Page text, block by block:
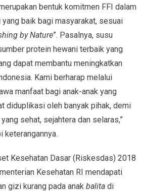
bentuk komitmen FFI dalam
baik bagi masyarakat, sesuai
by Nature”. Pasalnya, susu
protein hewani terbaik yang
dapat membantu meningkatkan
Kami berharap melalui
manfaat bagi anak-anak yang
diduplikasi oleh banyak pihak, demi
sehat, sejahtera dan selaras,”
keterangannya.
Kesehatan Dasar (Riskesdas) 2018
Kesehatan RI mendapati
gizi kurang pada anak balita di